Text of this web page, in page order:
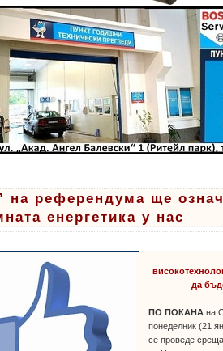
на референдума ще
енергетика у нас
да
ПО ПОКАНА на
понеделник (21
се проведе